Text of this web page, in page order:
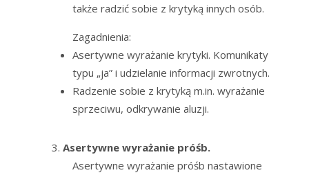
także radzić sobie z krytyką innych osób.
Zagadnienia:
Asertywne wyrażanie krytyki. Komunikaty
typu „ja” i udzielanie informacji zwrotnych.
Radzenie sobie z krytyką m.in. wyrażanie
sprzeciwu, odkrywanie aluzji.
Asertywne wyrażanie próśb.
Asertywne wyrażanie próśb nastawione